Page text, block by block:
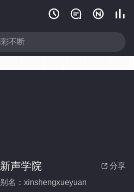
   
 分享
新声学院
别名：xinshengxueyuan